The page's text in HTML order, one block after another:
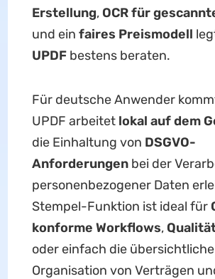
Erstellung, OCR für
und ein faires Preismodell
UPDFbestens beraten.
Für deutsche Anwender
UPDF arbeitet lokal auf dem
die Einhaltung von DSGVO-
Anforderungenbei der
personenbezogener Daten
Stempel-Funktion ist ideal für
konforme Workflows,
oder einfach die übersichtliche
Organisation von Verträgen